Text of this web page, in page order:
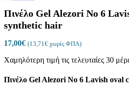
Πινέλο Gel Alezori No 6
synthetic hair
17,00€ (13,71€ χωρίς ΦΠΑ)
Χαμηλότερη τιμή τις τελευταίες 30
Πινέλο Gel Alezori No 6 Lavish oval